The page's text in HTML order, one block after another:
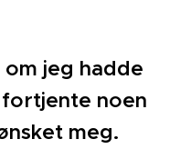
om jeg hadde
noen
meg.